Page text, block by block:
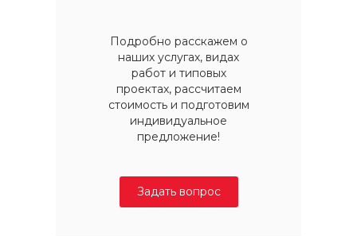
Подробно расскажем о
наших услугах, видах
работ и типовых
проектах, рассчитаем
стоимость и подготовим
индивидуальное
предложение!
Задать вопрос